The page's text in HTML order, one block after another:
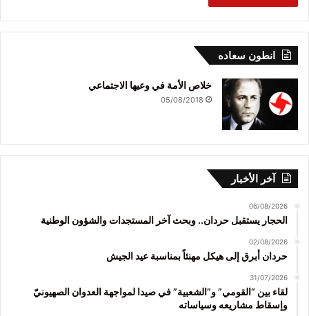
انطون سعاده
خلاص الأمة في وعيها الاجتماعي
05/08/2018
آخر الأخبار
06/08/2026
الحجار يستقبل حردان.. وبحث آخر المستجدات والشؤون الوطنية
02/08/2026
حردان أبرق إلى هيكل مهنئاً بمناسبة عيد الجيش
31/07/2026
لقاء بين “القومي” و”الشعبية” في صيدا لمواجهة العدوان الصهيونيّ
وإسقاط مشاريعه وسياساته